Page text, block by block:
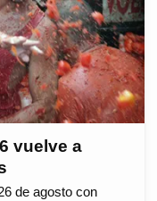
vuelve a
de agosto con